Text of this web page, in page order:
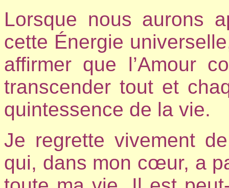
Lorsque nous aurons
cette Énergie
affirmer que l’Amour
transcender tout et
quintessence de la vie.
Je regrette vivement
qui, dans mon cœur, a